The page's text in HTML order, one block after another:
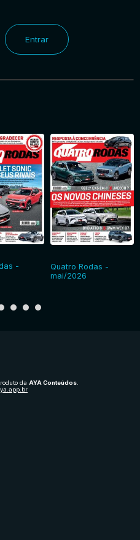
Entrar
-
Quatro Rodas -
mai/2026
da AYA Conteúdos.